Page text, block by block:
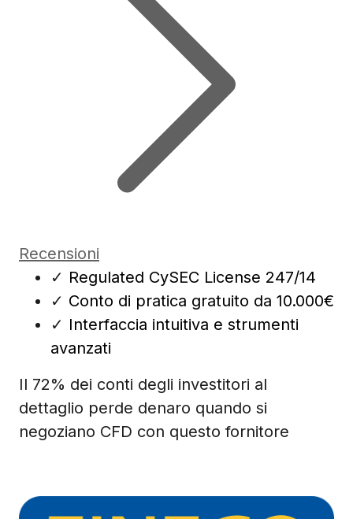
Recensioni
✓ Regulated CySEC License 247/14
✓ Conto di pratica gratuito da 10.000€
✓ Interfaccia intuitiva e strumenti
avanzati
Il 72% dei conti degli investitori al
dettaglio perde denaro quando si
negoziano CFD con questo fornitore